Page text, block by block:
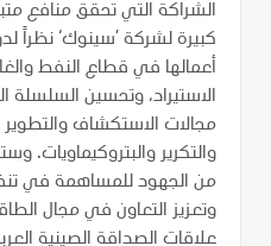
الشراكة التي تحقق منافع
كبيرة لشركة ’سينوك‘ نظراً
أعمالها في قطاع النفط
الاستيراد، وتحسين السلسلة
مجالات الاستكشاف والتطوير
والتكرير والبتروكيماويات.
من الجهود للمساهمة في
وتعزيز التعاون في مجال
علاقات الصداقة الصينية